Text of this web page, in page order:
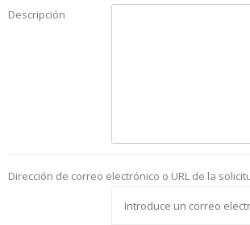
Descripción
Dirección de correo electrónico o URL de la